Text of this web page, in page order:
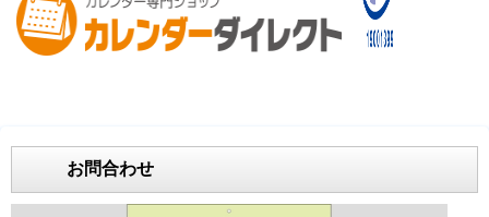
お問合わせ